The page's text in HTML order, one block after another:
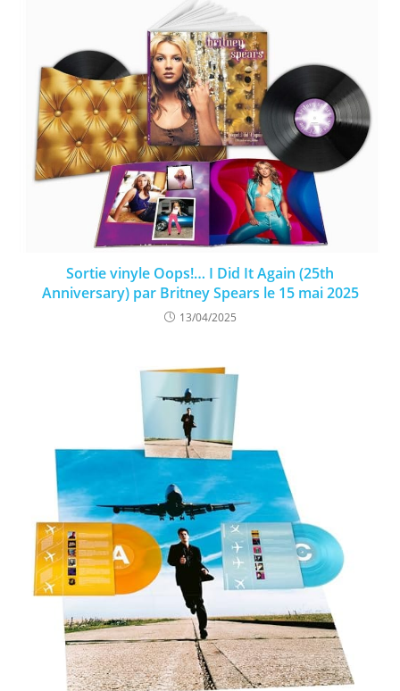
Sortie vinyle Oops!… I Did It Again (25th
Anniversary) par Britney Spears le 15 mai 2025
13/04/2025